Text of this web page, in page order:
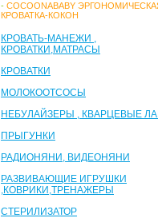
- COCOONABABY
КРОВАТКА-КОКОН
КРОВАТЬ-МАНЕЖИ ,
КРОВАТКИ,МАТРАСЫ
КРОВАТКИ
МОЛОКООТСОСЫ
НЕБУЛАЙЗЕРЫ , КВАРЦЕВЫЕ
ПРЫГУНКИ
РАДИОНЯНИ, ВИДЕОНЯНИ
РАЗВИВАЮЩИЕ ИГРУШКИ
,КОВРИКИ,ТРЕНАЖЕРЫ
СТЕРИЛИЗАТОР